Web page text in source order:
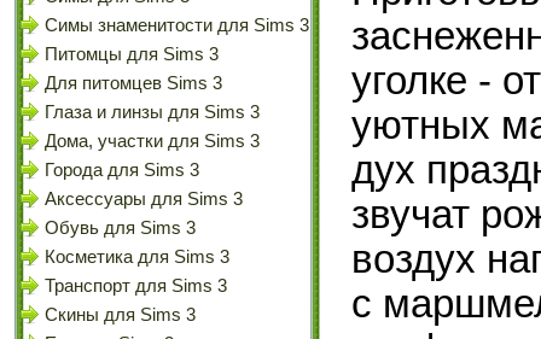
Симы знаменитости для Sims 3
Питомцы для Sims 3
Для питомцев Sims 3
Глаза и линзы для Sims 3
Дома, участки для Sims 3
Города для Sims 3
Аксессуары для Sims 3
Обувь для Sims 3
Косметика для Sims 3
Транспорт для Sims 3
Скины для Sims 3
уголке -
уютных
дух
звучат
воздух
с